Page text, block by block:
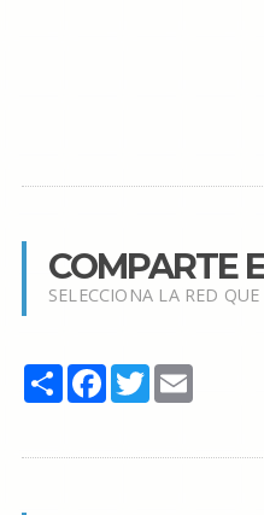
COMPARTE
SELECCIONA LA RED QUE
Share Facebook
TwitterEmail